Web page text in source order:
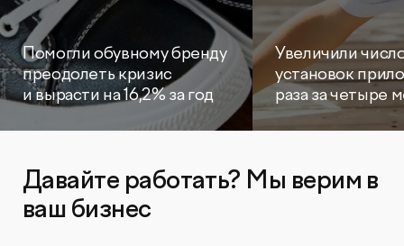
Помогли обувному бренду
преодолеть кризис
и вырасти на 16,2% за год
Увеличили
установок
раза за четыре
Давайте работать? Мы верим в
ваш бизнес